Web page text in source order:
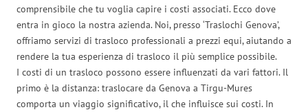
comprensibile che tu voglia capire i costi associati. Ecco dove
entra in gioco la nostra azienda. Noi, presso ‘Traslochi Genova’,
offriamo servizi di trasloco professionali a prezzi equi, aiutando a
rendere la tua esperienza di trasloco il più semplice possibile.
I costi di un trasloco possono essere influenzati da vari fattori. Il
primo è la distanza: traslocare da Genova a Tirgu-Mures
comporta un viaggio significativo, il che influisce sui costi. In